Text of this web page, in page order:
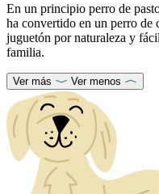
En un principio perro de
ha convertido en un perro de
juguetón por naturaleza y
familia.
Ver más Ver menos